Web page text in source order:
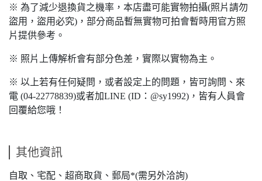
※ 為了減少退換貨之機率，本店盡可能實物拍攝(照片請勿
盜用，盜用必究)，部分商品暫無實物可拍會暫時用官方照
片提供參考。
※ 照片上傳解析會有部分色差，實際以實物為主。
※ 以上若有任何疑問，或者設定上的問題，皆可詢問、來
電 (04-22778839)或者加LINE (ID：@sy1992)，皆有人員會
回覆給您哦！
其他資訊
自取、宅配、超商取貨、郵局*(需另外洽詢)